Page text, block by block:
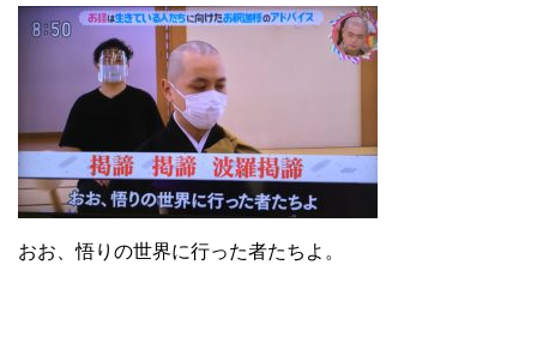
おお、悟りの世界に行った者たちよ。